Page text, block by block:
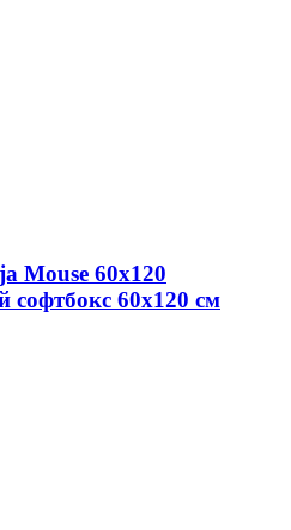
Mouse 60х120
софтбокс 60х120 см